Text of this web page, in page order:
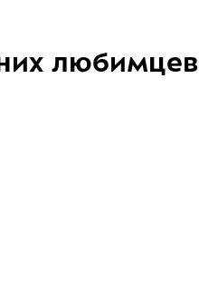
любимцев